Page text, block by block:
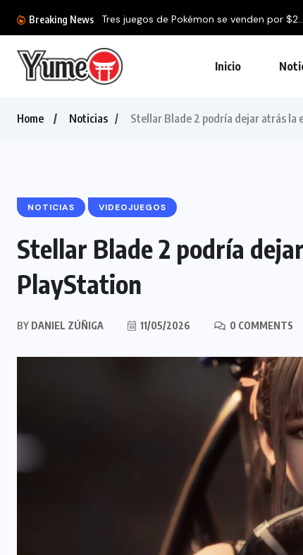
Breaking News
Inicio
Home Noticias Stellar Blade 2 podría dejar atrás la
NOTICIAS VIDEOJUEGOS
Stellar Blade 2 podría
PlayStation
BY DANIEL ZÚÑIGA 11/05/2026 0 COMMENTS